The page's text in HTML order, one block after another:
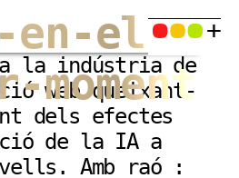
en-el-
la indústria de
web queixant-
dels efectes
de la IA a
Amb raó :